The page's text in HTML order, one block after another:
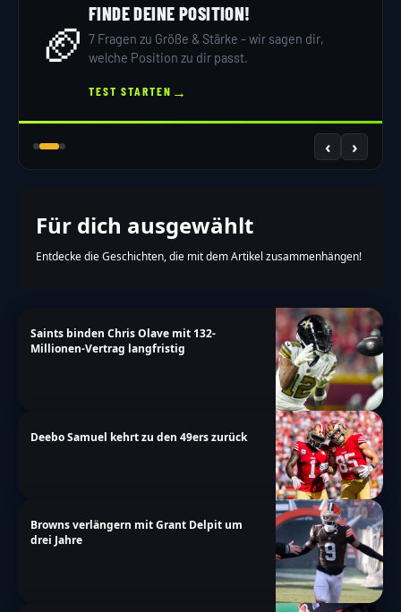
🏈
FINDE DEINE POSITION!
7 Fragen zu Größe & Stärke – wir sagen dir,
welche Position zu dir passt.
TEST STARTEN →
‹ ›
Für dich ausgewählt
Entdecke die Geschichten, die mit dem Artikel zusammenhängen!
Saints binden Chris Olave mit 132-
Millionen-Vertrag langfristig
Deebo Samuel kehrt zu den 49ers zurück
Browns verlängern mit Grant Delpit um
drei Jahre